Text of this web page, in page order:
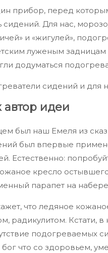
прибор, перед
сидений. Для нас,
и «жигулей»,
луженым
додуматься
сидений и для
автор идеи
был наш Емеля из
был впервые
Естественно:
кресло
парапет на
что ледяное
радикулитом. Кстати,
подогреваемых
бог что со здоровьем,